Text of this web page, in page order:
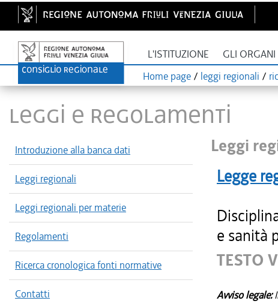
L'ISTITUZIONE GLI ORGANI
Home page / leggi regionali /
LEGGI E REGOLAMENTI
Introduzione alla banca dati
Leggi regionali
Leggi regionali per materie
Regolamenti
Ricerca cronologica fonti normative
Contatti
Leggi
Legge
e sanità
TESTO
Avviso legale: